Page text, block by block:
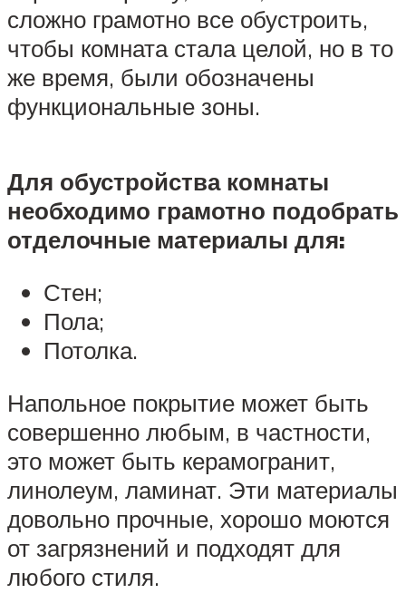
сложно грамотно все обустроить,
чтобы комната стала целой, но в то
же время, были обозначены
функциональные зоны.
Для обустройства комнаты
необходимо грамотно подобрать
отделочные материалы для:
Стен;
Пола;
Потолка.
Напольное покрытие может быть
совершенно любым, в частности,
это может быть керамогранит,
линолеум, ламинат. Эти материалы
довольно прочные, хорошо моются
от загрязнений и подходят для
любого стиля.